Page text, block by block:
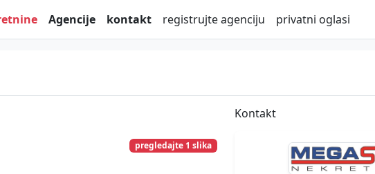
Agencije kontakt registrujte agenciju privatni oglasi
pregledajte 1 slika
Kontakt